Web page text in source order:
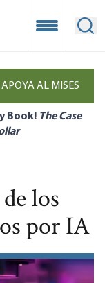
Open
APOYA AL MISES
Book! The Case
los
por IA